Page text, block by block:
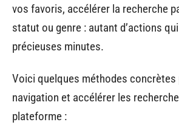
vos favoris, accélérer la recherche
statut ou genre : autant d’actions
précieuses minutes.
Voici quelques méthodes concrètes
navigation et accélérer les
plateforme :